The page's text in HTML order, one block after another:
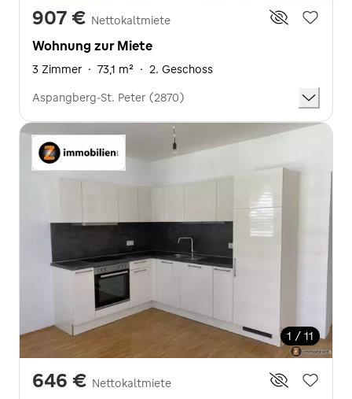
907 € Nettokaltmiete
Wohnung zur Miete
3 Zimmer · 73,1 m² · 2. Geschoss
Aspangberg-St. Peter (2870)
1 / 11
646 € Nettokaltmiete